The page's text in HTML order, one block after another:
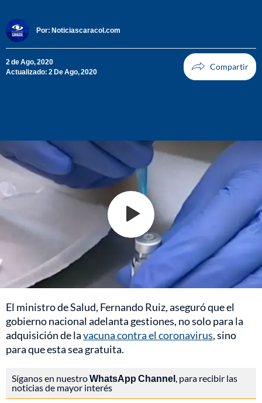
Por: Noticiascaracol.com
2 de Ago, 2020
Actualizado: 2 De Ago, 2020
El ministro de Salud, Fernando Ruiz, aseguró que el
gobierno nacional adelanta gestiones, no solo para la
adquisición de lavacuna contra el coronavirus, sino
para que esta sea gratuita.
Síganos en nuestroWhatsApp Channel , para recibir las
noticias de mayor interés